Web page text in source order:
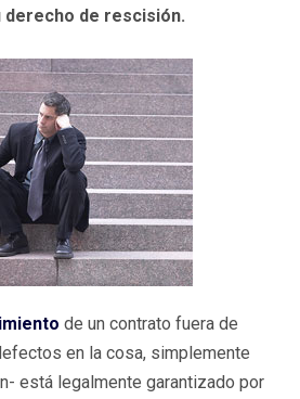
derecho de rescisión.
de un contrato fuera de
en la cosa, simplemente
está legalmente garantizado por